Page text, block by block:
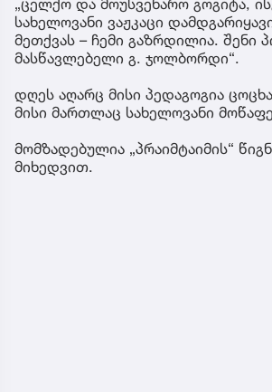
„ცელქო და მოუსვენარო გოგიტა,
სახელოვანი ვაჟკაცი
მეთქვას – ჩემი გაზრდილია. შენი
მასწავლებელი გ. ჯოლბორდი“.
დღეს აღარც მისი პედაგოგია
მისი მართლაც სახელოვანი
მომზადებულია „პრაიმტაიმის“
მიხედვით.